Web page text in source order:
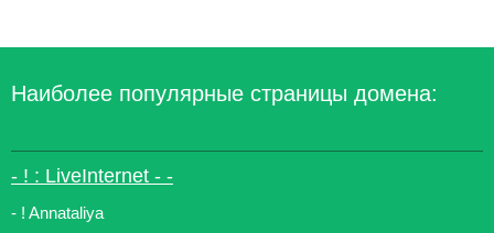
Наиболее популярные страницы домена:
- ! : LiveInternet - -
- ! Annataliya